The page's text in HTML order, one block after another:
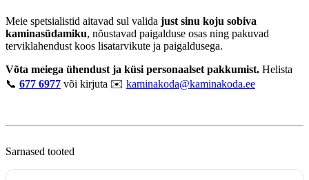
Meie spetsialistid aitavad sul valida just sinu koju sobiva
kaminasüdamiku, nõustavad paigalduse osas ning pakuvad
terviklahendust koos lisatarvikute ja paigaldusega.
Võta meiega ühendust ja küsi personaalset pakkumist. Helista
📞 677 6977 või kirjuta ✉️ kaminakoda@kaminakoda.ee
Sarnased tooted